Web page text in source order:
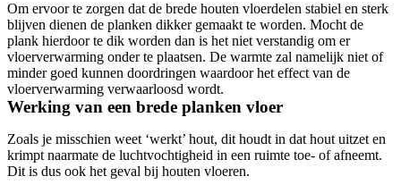
Om ervoor te zorgen dat de brede houten vloerdelen stabiel en sterk
blijven dienen de planken dikker gemaakt te worden. Mocht de
plank hierdoor te dik worden dan is het niet verstandig om er
vloerverwarming onder te plaatsen. De warmte zal namelijk niet of
minder goed kunnen doordringen waardoor het effect van de
vloerverwarming verwaarloosd wordt.
Werking van een brede planken vloer
Zoals je misschien weet ‘werkt’ hout, dit houdt in dat hout uitzet en
krimpt naarmate de luchtvochtigheid in een ruimte toe- of afneemt.
Dit is dus ook het geval bij houten vloeren.